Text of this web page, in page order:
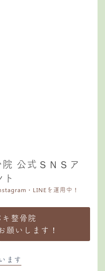
院 公式ＳＮＳア
・LINEを運用中！
キ整骨院
願いします！
ます